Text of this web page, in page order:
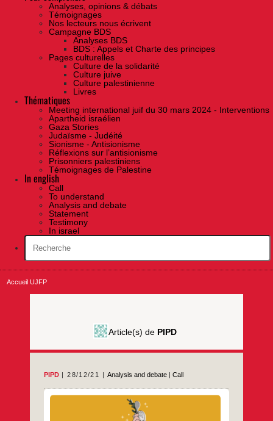
Analyses, opinions & débats
Témoignages
Nos lecteurs nous écrivent
Campagne BDS
Analyses BDS
BDS : Appels et Charte des principes
Pages culturelles
Culture de la solidarité
Culture juive
Culture palestinienne
Livres
Thématiques
Meeting international juif du 30 mars 2024 - Interventions
Apartheid israélien
Gaza Stories
Judaïsme - Judéité
Sionisme - Antisionisme
Réflexions sur l’antisionisme
Prisonniers palestiniens
Témoignages de Palestine
In english
Call
To understand
Analysis and debate
Statement
Testimony
In israel
Accueil UJFP
Article(s) de PIPD
PIPD 28/12/21 Analysis and debate |Call
In 2021, we have lived yet another brutal
year where many Palestinian lost loved